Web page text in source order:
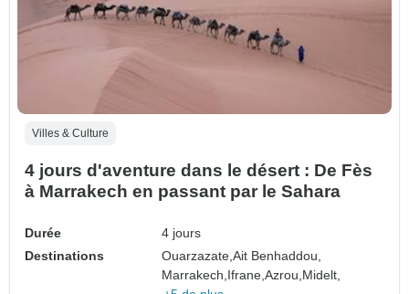
Villes & Culture
4 jours d'aventure dans le désert : De Fès
à Marrakech en passant par le Sahara
Durée
4 jours
Destinations
Ouarzazate,Ait Benhaddou,
Marrakech,Ifrane,Azrou,Midelt,